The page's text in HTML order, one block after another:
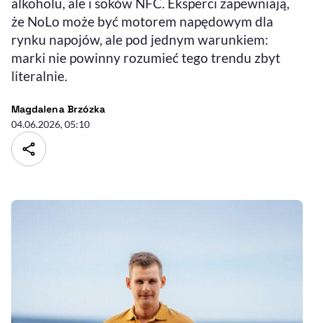
Deklaracja dostępności , otwiera się w nowym oknie
Zgłoś problem
, otwiera się w
alkoholu, ale i soków NFC. Eksperci zapewniają,
że NoLo może być motorem napędowym dla
rynku napojów, ale pod jednym warunkiem:
marki nie powinny rozumieć tego trendu zbyt
literalnie.
Magdalena Brzózka- autor artykułu - profil
04.06.2026, 05:10